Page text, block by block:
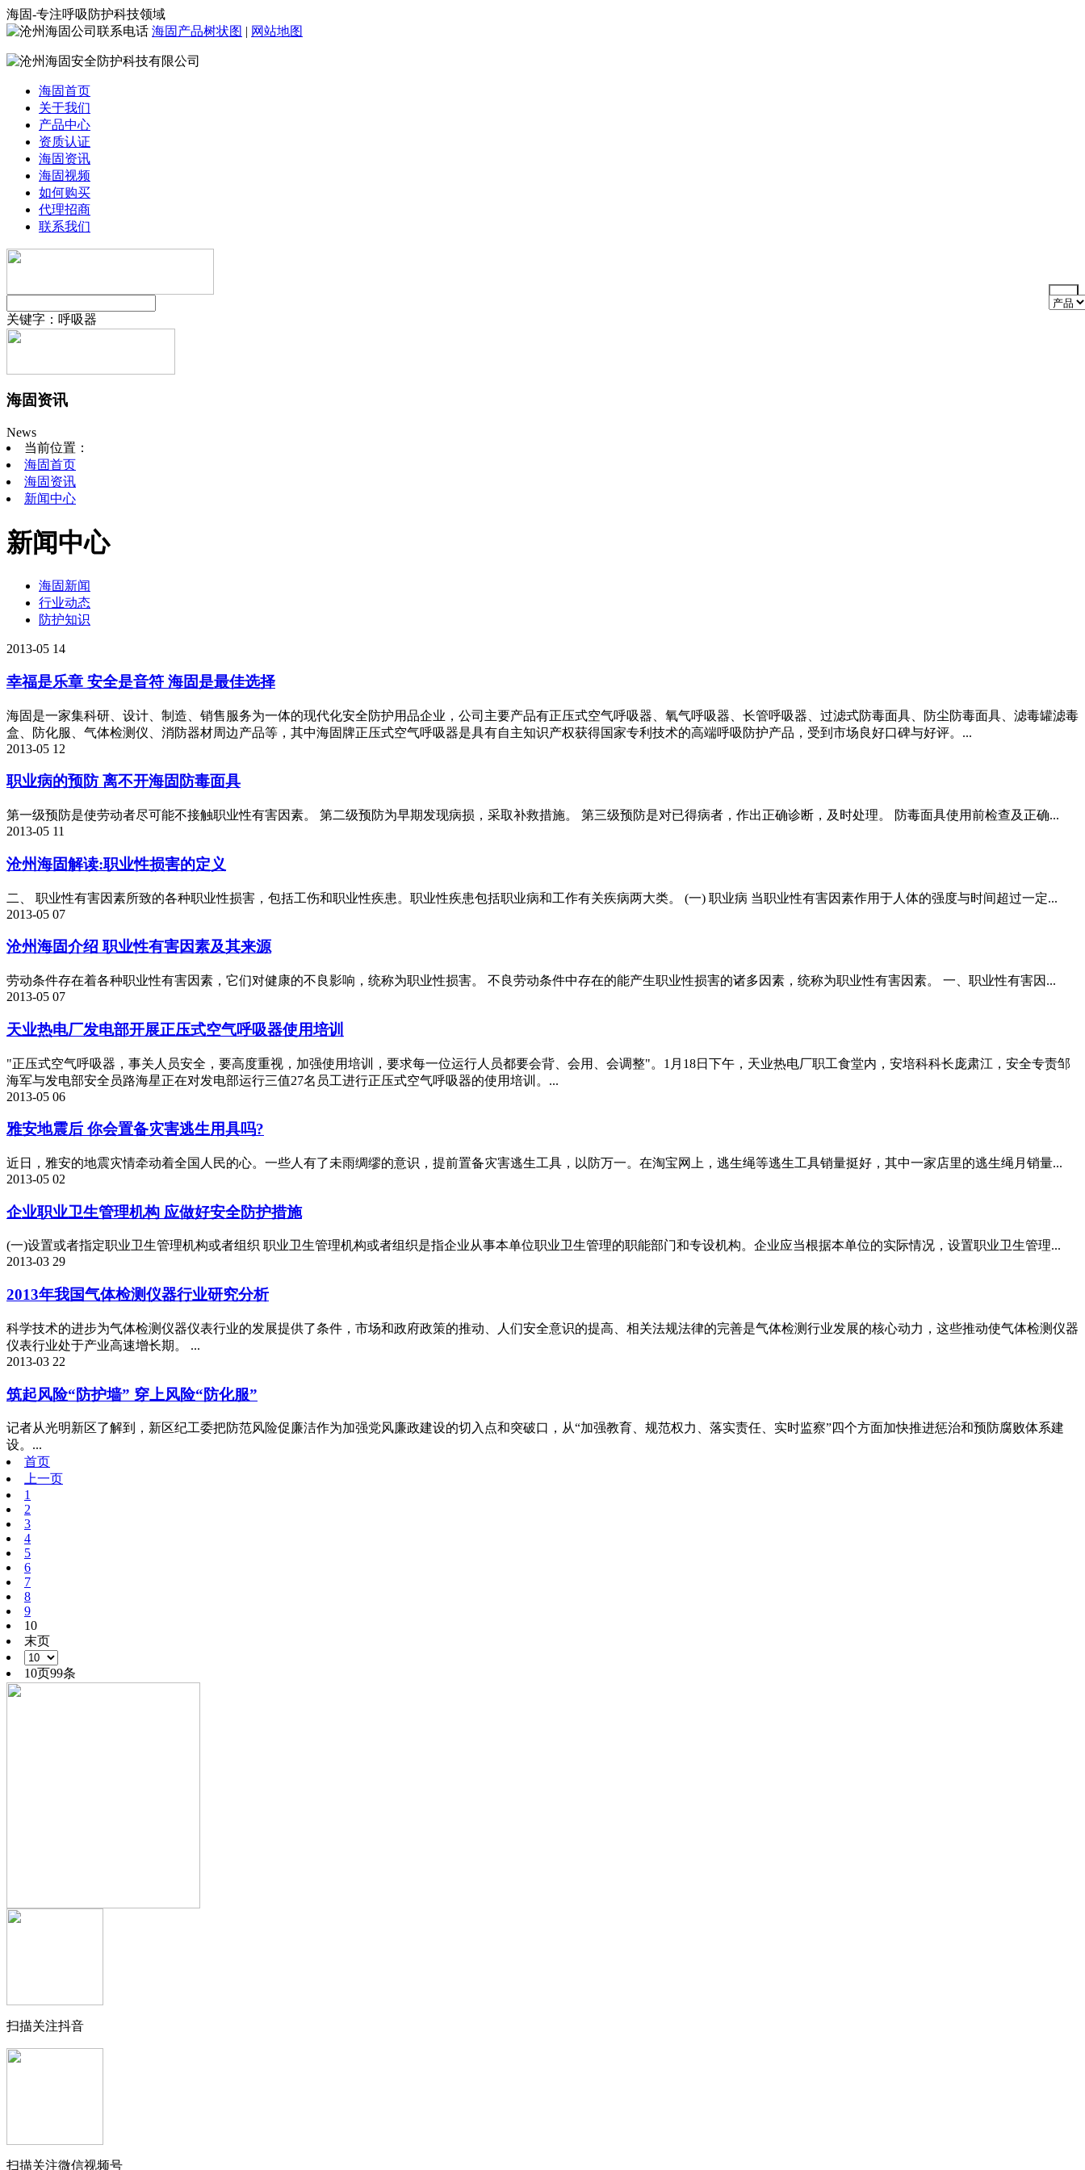
海固-专注呼吸防护科技领域
海固产品树状图 | 网站地图
海固首页
关于我们
产品中心
资质认证
海固资讯
海固视频
如何购买
代理招商
联系我们
关键字： 呼吸器
海固资讯
News
当前位置：
海固首页
海固资讯
新闻中心
新闻中心
海固新闻
行业动态
防护知识
2013-05 14
幸福是乐章 安全是音符 海固是最佳选择
海固是一家集科研、设计、制造、销售服务为一体的现代化安全防护用品企业，公司主要产品有正压式空气呼吸器、氧气呼吸器、长管呼吸器、过滤式防毒面具、防尘防毒面具、滤毒罐滤毒
盒、防化服、气体检测仪、消防器材周边产品等，其中海固牌正压式空气呼吸器是具有自主知识产权获得国家专利技术的高端呼吸防护产品，受到市场良好口碑与好评。...
2013-05 12
职业病的预防 离不开海固防毒面具
第一级预防是使劳动者尽可能不接触职业性有害因素。 第二级预防为早期发现病损，采取补救措施。 第三级预防是对已得病者，作出正确诊断，及时处理。 防毒面具使用前检查及正确...
2013-05 11
沧州海固解读:职业性损害的定义
二、 职业性有害因素所致的各种职业性损害，包括工伤和职业性疾患。职业性疾患包括职业病和工作有关疾病两大类。 (一) 职业病 当职业性有害因素作用于人体的强度与时间超过一定...
2013-05 07
沧州海固介绍 职业性有害因素及其来源
劳动条件存在着各种职业性有害因素，它们对健康的不良影响，统称为职业性损害。 不良劳动条件中存在的能产生职业性损害的诸多因素，统称为职业性有害因素。 一、职业性有害因...
2013-05 07
天业热电厂发电部开展正压式空气呼吸器使用培训
"正压式空气呼吸器，事关人员安全，要高度重视，加强使用培训，要求每一位运行人员都要会背、会用、会调整"。1月18日下午，天业热电厂职工食堂内，安培科科长庞肃江，安全专责邹
海军与发电部安全员路海星正在对发电部运行三值27名员工进行正压式空气呼吸器的使用培训。...
2013-05 06
雅安地震后 你会置备灾害逃生用具吗?
近日，雅安的地震灾情牵动着全国人民的心。一些人有了未雨绸缪的意识，提前置备灾害逃生工具，以防万一。在淘宝网上，逃生绳等逃生工具销量挺好，其中一家店里的逃生绳月销量...
2013-05 02
企业职业卫生管理机构 应做好安全防护措施
(一)设置或者指定职业卫生管理机构或者组织 职业卫生管理机构或者组织是指企业从事本单位职业卫生管理的职能部门和专设机构。企业应当根据本单位的实际情况，设置职业卫生管理...
2013-03 29
2013年我国气体检测仪器行业研究分析
科学技术的进步为气体检测仪器仪表行业的发展提供了条件，市场和政府政策的推动、人们安全意识的提高、相关法规法律的完善是气体检测行业发展的核心动力，这些推动使气体检测仪器
仪表行业处于产业高速增长期。 ...
2013-03 22
筑起风险“防护墙” 穿上风险“防化服”
记者从光明新区了解到，新区纪工委把防范风险促廉洁作为加强党风廉政建设的切入点和突破口，从“加强教育、规范权力、落实责任、实时监察”四个方面加快推进惩治和预防腐败体系建
设。...
首页
上一页
1
2
3
4
5
6
7
8
9
10
末页
10页99条
扫描关注抖音
扫描关注微信视频号